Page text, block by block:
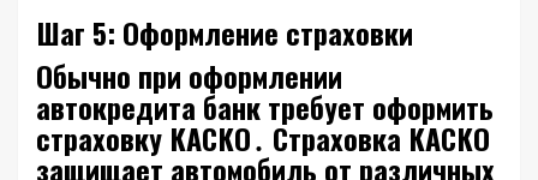
Шаг 5: Оформление страховки
Обычно при оформлении
автокредита банк требует оформить
страховку КАСКО․ Страховка КАСКО
защищает автомобиль от различных